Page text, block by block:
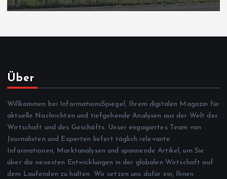
Über
Willkommen bei InformationsSpiegel, Ihrem digitalen Magazin für
aktuelle Nachrichten und tiefgehende Analysen aus der Welt der
Wirtschaft und des Geschäfts. Unser engagiertes Team von
Journalisten und Experten liefert täglich relevante
Informationen, Marktanalysen und spannende Artikel, um Sie
über die neuesten Entwicklungen in der globalen Wirtschaft auf
dem Laufenden zu halten. Wir setzen uns dafür ein, Ihnen